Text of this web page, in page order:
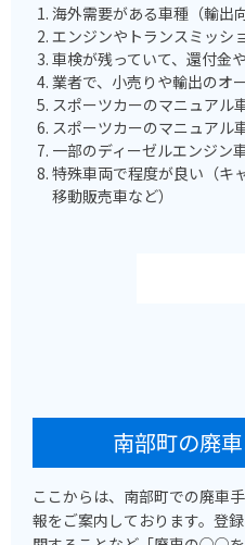
海外需要がある車種（輸出向
エンジンやトランスミッシ
車検が残っていて、還付金
業者で、小売りや輸出のオ
スポーツカーのマニュアル
スポーツカーのマニュアル
一部のディーゼルエンジン
特殊車両で程度が良い（キ
移動販売車など）
南部町の廃
ここからは、南部町での廃車
報をご案内しております。登